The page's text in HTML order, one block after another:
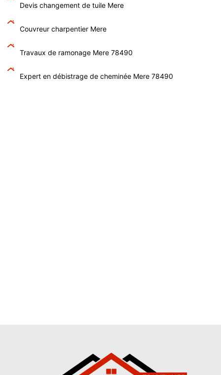
Devis changement de tuile Mere
Couvreur charpentier Mere
Travaux de ramonage Mere 78490
Expert en débistrage de cheminée Mere 78490